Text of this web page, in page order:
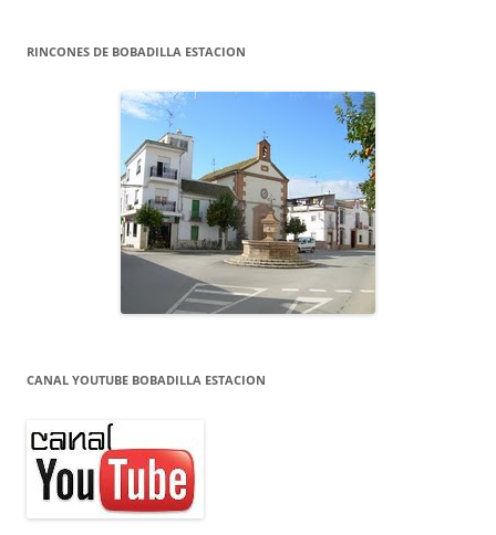
RINCONES DE BOBADILLA ESTACION
CANAL YOUTUBE BOBADILLA ESTACION